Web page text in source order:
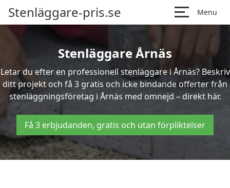
Stenläggare-pris.se Menu
Stenläggare Årnäs
Letar du efter en professionell stenläggare i Årnäs? Beskriv
ditt projekt och få 3 gratis och icke bindande offerter från
stenläggningsföretag i Årnäs med omnejd – direkt här.
Få 3 erbjudanden, gratis och utan förpliktelser